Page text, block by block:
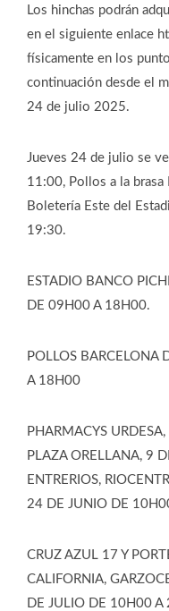
Los hinchas podrán
en el siguiente enlace
físicamente en los
continuación desde el
24 de julio 2025.
Jueves 24 de julio se
11:00, Pollos a la
Boletería Este del
19:30.
ESTADIO BANCO
DE 09H00 A 18H00.
POLLOS
A 18H00
PHARMACYS
PLAZA ORELLANA, 9
ENTRERIOS,
24 DE JUNIO DE
CRUZ AZUL 17 Y
CALIFORNIA,
DE JULIO DE 10H00 A